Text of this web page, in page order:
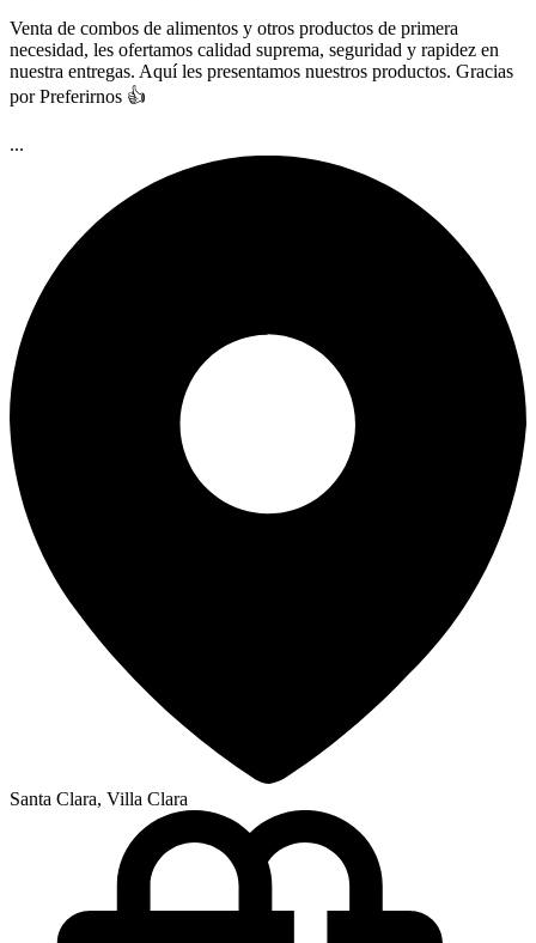
Venta de combos de alimentos y otros productos de primera
necesidad, les ofertamos calidad suprema, seguridad y rapidez en
nuestra entregas. Aquí les presentamos nuestros productos. Gracias
por Preferirnos 👍
...
Santa Clara, Villa Clara